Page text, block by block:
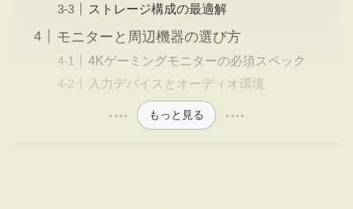
ストレージ構成の最適解
モニターと周辺機器の選び方
4Kゲーミングモニターの必須スペック
入力デバイスとオーディオ環境
もっと見る